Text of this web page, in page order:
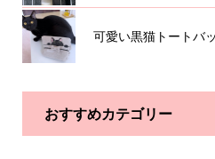
可愛い黒猫トートバ
おすすめカテゴリー